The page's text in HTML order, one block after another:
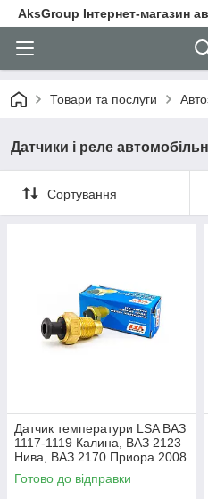
AksGroup Інтернет-магазин
Товари та послуги
Датчики і реле
Сортування
Датчик температури LSA ВАЗ
1117-1119 Калина, ВАЗ 2123
Нива, ВАЗ 2170 Приора 2008
р. LA 1118-3808800
Готово до відправки